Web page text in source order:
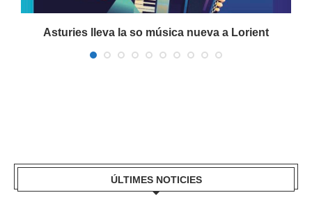
Asturies lleva la so música nueva a Lorient
ÚLTIMES NOTICIES